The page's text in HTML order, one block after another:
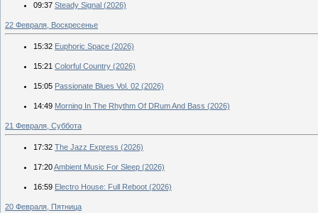
09:37 Steady Signal (2026)
22 Февраля, Воскресенье
15:32 Euphoric Space (2026)
15:21 Colorful Country (2026)
15:05 Passionate Blues Vol. 02 (2026)
14:49 Morning In The Rhythm Of DRum And Bass (2026)
21 Февраля, Суббота
17:32 The Jazz Express (2026)
17:20Ambient Music For Sleep (2026)
16:59 Electro House: Full Reboot (2026)
20 Февраля, Пятница